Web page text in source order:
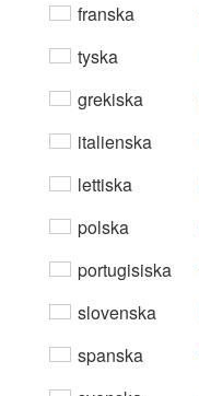
franska
tyska
grekiska
italienska
lettiska
polska
portugisiska
slovenska
spanska